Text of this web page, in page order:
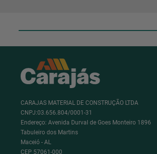
CARAJAS MATERIAL DE CONSTRUÇÃO LTDA
CNPJ:03.656.804/0001-31
Endereço: Avenida Durval de Goes Monteiro 1896
Tabuleiro dos Martins
Maceió - AL
CEP 57061-000